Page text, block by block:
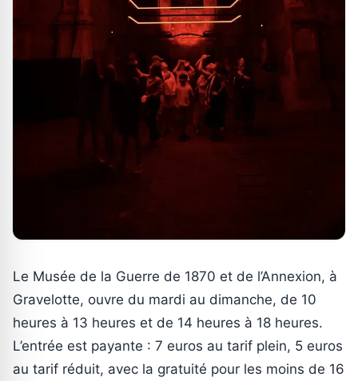
Le Musée de la Guerre de 1870 et de l’Annexion, à
Gravelotte, ouvre du mardi au dimanche, de 10
heures à 13 heures et de 14 heures à 18 heures.
L’entrée est payante : 7 euros au tarif plein, 5 euros
au tarif réduit, avec la gratuité pour les moins de 16